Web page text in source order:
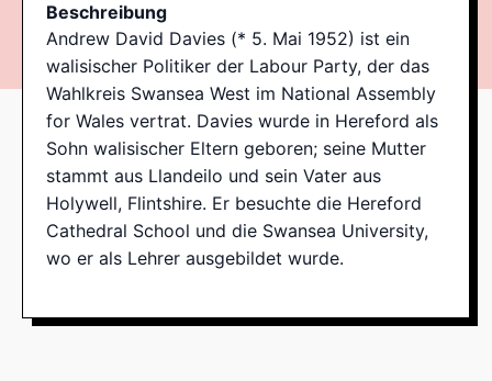
Beschreibung
Andrew David Davies (* 5. Mai 1952) ist ein
walisischer Politiker der Labour Party, der das
Wahlkreis Swansea West im National Assembly
for Wales vertrat. Davies wurde in Hereford als
Sohn walisischer Eltern geboren; seine Mutter
stammt aus Llandeilo und sein Vater aus
Holywell, Flintshire. Er besuchte die Hereford
Cathedral School und die Swansea University,
wo er als Lehrer ausgebildet wurde.